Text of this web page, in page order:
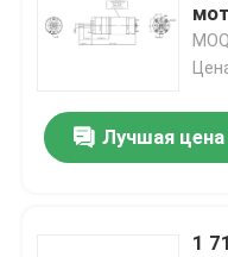
Лучшая цена
1